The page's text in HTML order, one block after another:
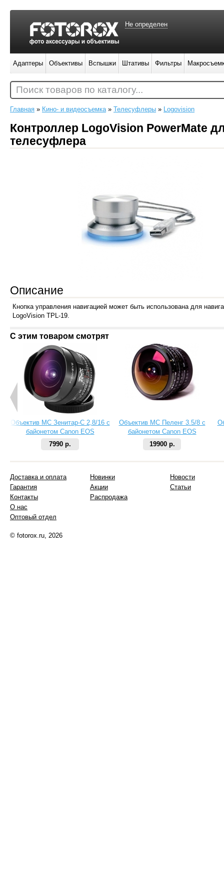
Главная » Кино- и видеосъемка» Телесуфлеры » Logovision
Контроллер LogoVision PowerMate
телесуфлера
Описание
Кнопка управления навигацией может быть использована для
LogoVision TPL-19.
С этим товаром смотрят
Объектив МС Зенитар-C 2,8/16 с
байонетом Canon EOS
7990 р.
Объектив МС Пеленг 3.5/8 с
байонетом Canon EOS
19900 р.
Не определен
Адаптеры Объективы Вспышки Штативы Фильтры
Поиск товаров по каталогу...
Доставка и оплата
Гарантия
Контакты
О нас
Оптовый отдел
Новинки
Акции
Распродажа
Новости
Статьи
© fotorox.ru, 2026